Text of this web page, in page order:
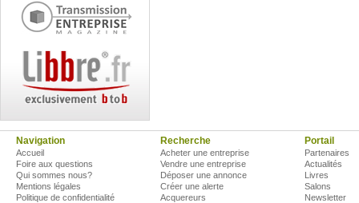
Navigation
Accueil
Foire aux questions
Qui sommes nous?
Mentions légales
Politique de confidentialité
Recherche
Acheter une entreprise
Vendre une entreprise
Déposer une annonce
Créer une alerte
Acquereurs
Portail
Partenaires
Actualités
Livres
Salons
Newsletter